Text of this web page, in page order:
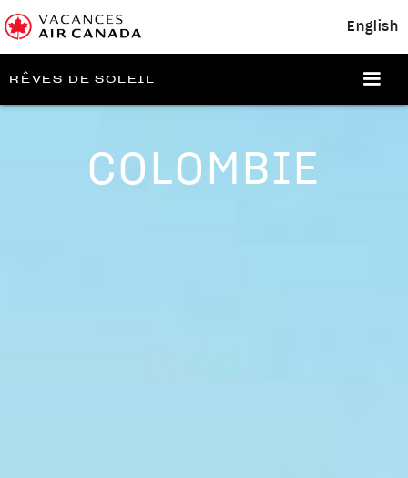
English
RÊVES DE SOLEIL
COLOMBIE